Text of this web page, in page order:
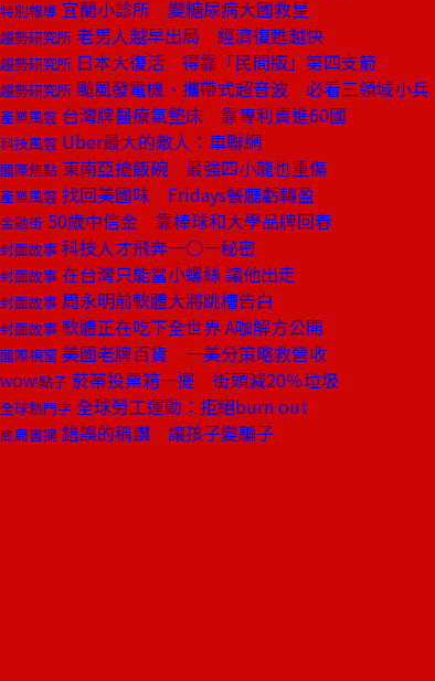
特別報導 宜蘭小診所 變糖尿病大國救星
趨勢研究所 老男人越早出局 經濟復甦越快
趨勢研究所 日本大復活 得靠「民間版」第四支箭
趨勢研究所 颱風發電機、攜帶式超音波 必看三領域小兵
產業風雲 台灣牌醫療氣墊床 靠專利賣進60國
科技風雲 Uber最大的敵人：車聯網
國際焦點 東南亞搶飯碗 最強四小龍也重傷
產業風雲 找回美國味 Fridays餐廳虧轉盈
金融街 50歲中信金 靠棒球和大學品牌回春
封面故事 科技人才飛奔一○一秘密
封面故事 在台灣只能當小螺絲 讓他出走
封面故事 周永明前軟體大將跳槽告白
封面故事 軟體正在吃下全世界 A咖解方公開
國際視窗 美國老牌百貨 一美分策略救營收
WOW!點子 菸蒂投票箱一擺 街頭減20％垃圾
全球熱門字 全球勞工運動：拒絕burn out
商周書摘 錯誤的稱讚 讓孩子變騙子